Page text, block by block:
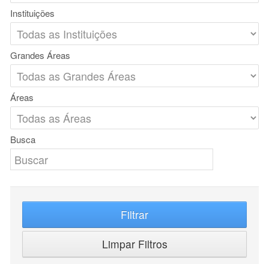
Instituições
Grandes Áreas
Áreas
Busca
Filtrar
Limpar Filtros